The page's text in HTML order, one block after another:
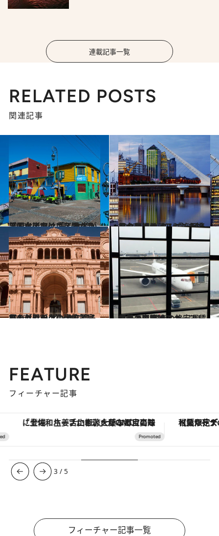
連載記事一覧
RELATED POSTS
関連記事
2016.12.13
ブエノスアイレスのカラフルな街では 荒くれ者が男同士でタンゴを踊った
旅＆お出かけ 2016.6.9
その発想はアルゼンチンならでは！ タンゴを踊る男女をモチーフにした橋
旅＆お出かけ
2016.11.29
アルゼンチンの大統領官邸の外壁が ピンクに塗られたユニークな理由とは
旅＆お出かけ 2015.6.5
憧れの国際線ファーストクラスに 驚きの格安運賃で乗る裏技とは？
旅＆お出かけ
FEATURE
フィーチャー記事
「土佐和ハーブかき氷」がOMO7高知に登場！生姜、山椒、大葉など目にも舌にも涼を呼ぶ郷土の味 【夏限定ディナーコース】旬を
3 / 5
フィーチャー記事一覧